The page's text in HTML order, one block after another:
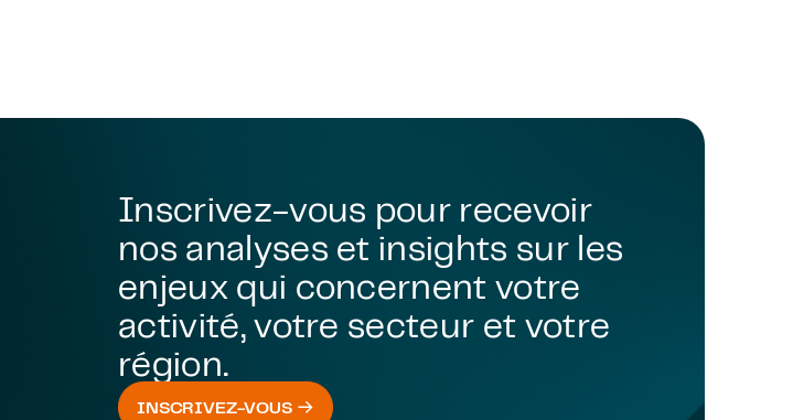
Inscrivez-vous pour recevoir
nos analyses et insights sur les
enjeux qui concernent votre
activité, votre secteur et votre
région.
INSCRIVEZ-VOUS